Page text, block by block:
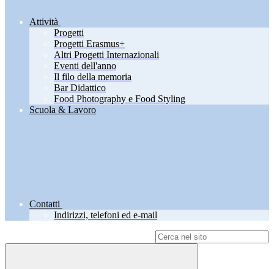
Attività
Progetti
Progetti Erasmus+
Altri Progetti Internazionali
Eventi dell'anno
Il filo della memoria
Bar Didattico
Food Photography e Food Styling
Scuola & Lavoro
Contatti
Indirizzi, telefoni ed e-mail